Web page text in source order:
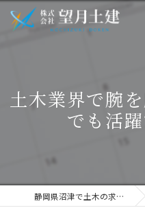
土木業界で腕
でも活
静岡県沼津で土木の求人なら株式会社望月土建